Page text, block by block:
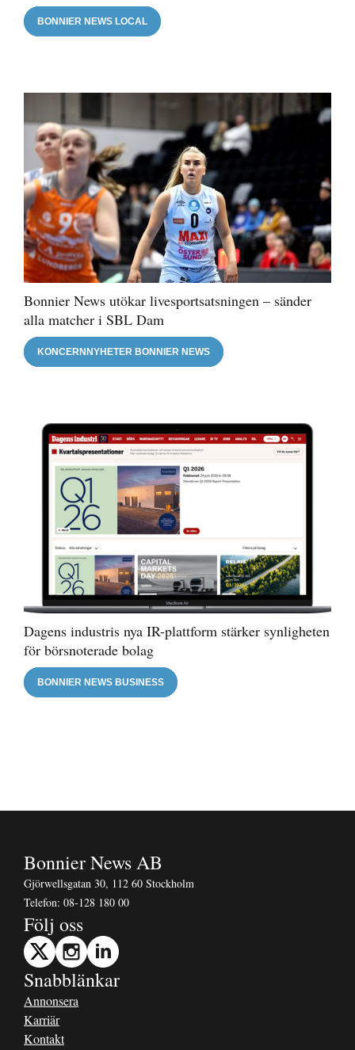
BONNIER NEWS LOCAL
Bonnier News utökar livesportsatsningen – sänder
alla matcher i SBL Dam
KONCERNNYHETER BONNIER NEWS
Dagens industris nya IR-plattform stärker synligheten
för börsnoterade bolag
BONNIER NEWS BUSINESS
Bonnier News AB
Gjörwellsgatan 30, 112 60 Stockholm
Telefon: 08-128 180 00
Följ oss
Snabblänkar
Annonsera
Karriär
Kontakt